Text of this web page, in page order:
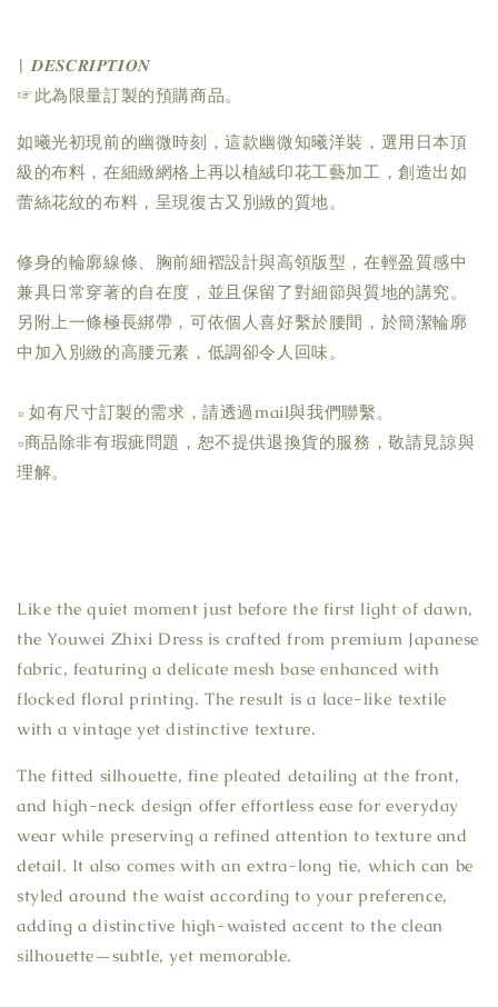
| 𝑫𝑬𝑺𝑪𝑹𝑰𝑷𝑻𝑰𝑶𝑵
☞此為限量訂製的預購商品。
如曦光初現前的幽微時刻，這款幽微知曦洋裝，選用日本頂
級的布料，在細緻網格上再以植絨印花工藝加工，創造出如
蕾絲花紋的布料，呈現復古又別緻的質地。
修身的輪廓線條、胸前細褶設計與高領版型，在輕盈質感中
兼具日常穿著的自在度，並且保留了對細節與質地的講究。
另附上一條極長綁帶，可依個人喜好繫於腰間，於簡潔輪廓
中加入別緻的高腰元素，低調卻令人回味。
▫ 如有尺寸訂製的需求，請透過mail與我們聯繫。
▫商品除非有瑕疵問題，恕不提供退換貨的服務，敬請見諒與
理解。
Like the quiet moment just before the first light of dawn,
the Youwei Zhixi Dress is crafted from premium Japanese
fabric, featuring a delicate mesh base enhanced with
flocked floral printing. The result is a lace-like textile
with a vintage yet distinctive texture.
The fitted silhouette, fine pleated detailing at the front,
and high-neck design offer effortless ease for everyday
wear while preserving a refined attention to texture and
detail. It also comes with an extra-long tie, which can be
styled around the waist according to your preference,
adding a distinctive high-waisted accent to the clean
silhouette—subtle, yet memorable.